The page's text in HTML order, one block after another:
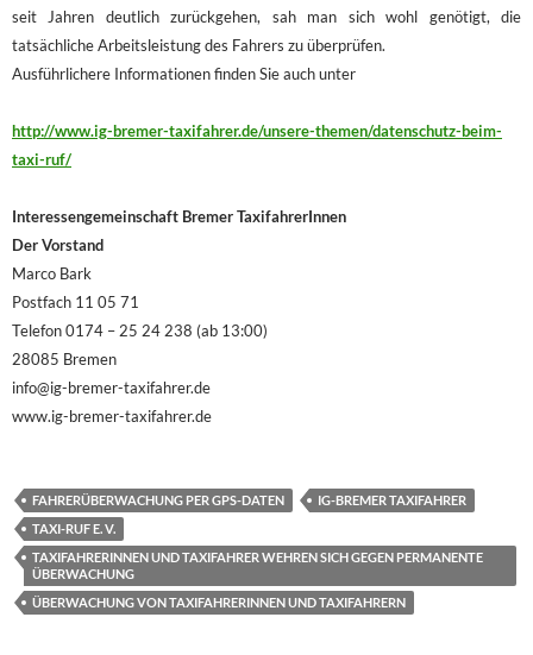
seit Jahren deutlich zurückgehen, sah man sich wohl genötigt, die
tatsächliche Arbeitsleistung des Fahrers zu überprüfen.
Ausführlichere Informationen finden Sie auch unter
http://www.ig-bremer-taxifahrer.de/unsere-themen/datenschutz-beim-
taxi-ruf/
Interessengemeinschaft Bremer TaxifahrerInnen
Der Vorstand
Marco Bark
Postfach 11 05 71
Telefon 0174 – 25 24 238 (ab 13:00)
28085 Bremen
info@ig-bremer-taxifahrer.de
www.ig-bremer-taxifahrer.de
FAHRERÜBERWACHUNG PER GPS-DATEN
IG-BREMER TAXIFAHRER
TAXI-RUF E. V.
TAXIFAHRERINNEN UND TAXIFAHRER WEHREN SICH GEGEN PERMANENTE
ÜBERWACHUNG
ÜBERWACHUNG VON TAXIFAHRERINNEN UND TAXIFAHRERN